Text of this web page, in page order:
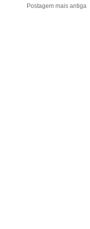
Postagem mais antiga